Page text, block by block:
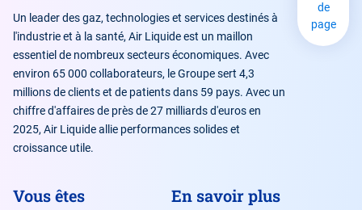
Un leader des gaz, technologies et services destinés à
l'industrie et à la santé, Air Liquide est un maillon
essentiel de nombreux secteurs économiques. Avec
environ 65 000 collaborateurs, le Groupe sert 4,3
millions de clients et de patients dans 59 pays. Avec un
chiffre d'affaires de près de 27 milliards d'euros en
2025, Air Liquide allie performances solides et
croissance utile.
Vous êtes En savoir plus
de
page